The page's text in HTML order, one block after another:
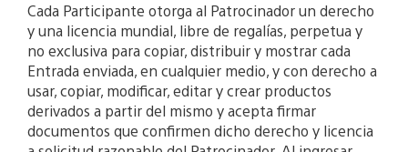
Cada Participante otorga al Patrocinador un derecho
y una licencia mundial, libre de regalías, perpetua y
no exclusiva para copiar, distribuir y mostrar cada
Entrada enviada, en cualquier medio, y con derecho a
usar, copiar, modificar, editar y crear productos
derivados a partir del mismo y acepta firmar
documentos que confirmen dicho derecho y licencia